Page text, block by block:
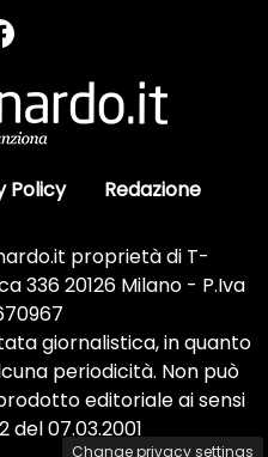
Policy Redazione
proprietà di T-
336 20126 Milano - P.Iva
giornalistica, in quanto
periodicità. Non può
editoriale ai sensi
del 07.03.2001
Change privacy settings